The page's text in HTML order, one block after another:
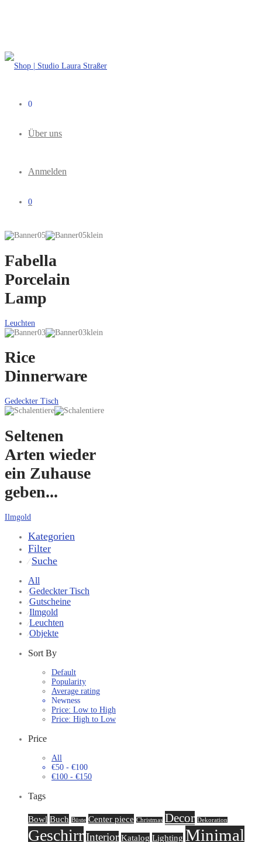
0
Über uns
Anmelden
0
Fabella
Porcelain
Lamp
Leuchten
Rice
Dinnerware
Gedeckter Tisch
Seltenen
Arten wieder
ein Zuhause
geben...
Ilmgold
Kategorien
Filter
⁄ Suche
All
⁄Gedeckter Tisch
⁄Gutscheine
⁄Ilmgold
⁄Leuchten
⁄Objekte
Sort By
Default
Popularity
Average rating
Newness
Price: Low to High
Price: High to Low
Price
All
€50 - €100
€100 - €150
Tags
Bowl Buch Büste Center piece Christmas Decor Dekoration
GeschirrInterior Katalog Lighting Minimal